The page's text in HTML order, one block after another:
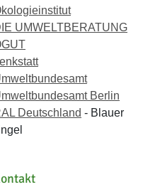
UMWELTBERATUNG
Berlin
Deutschland - Blauer